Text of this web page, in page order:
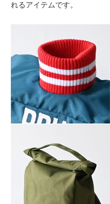
れるアイテムです。